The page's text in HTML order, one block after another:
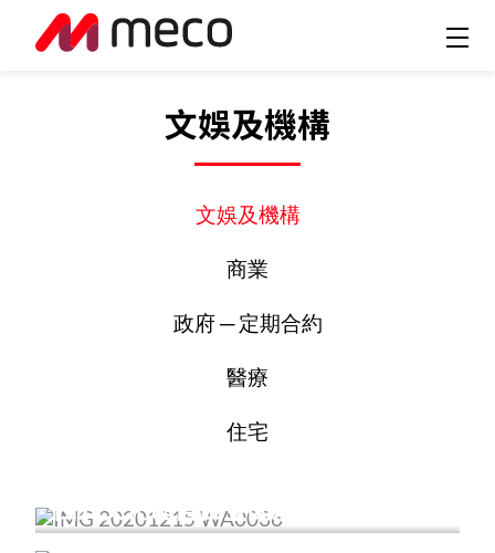
文娛及機構
文娛及機構
商業
政府 ─ 定期合約
醫療
住宅
西九文化區自由空間及附屬建築物